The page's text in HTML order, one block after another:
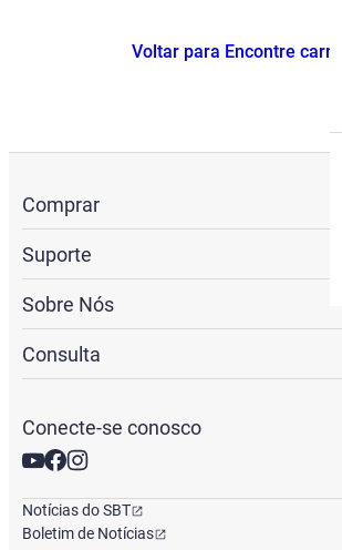
Voltar para Encontre carros
Comprar
Suporte
Sobre Nós
Consulta
Conecte-se conosco
Notícias do SBT
Boletim de Notícias